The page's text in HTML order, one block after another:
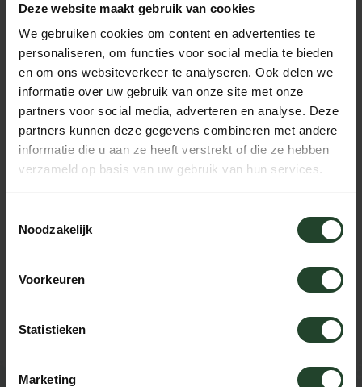
Deze website maakt gebruik van cookies
We gebruiken cookies om content en advertenties te
personaliseren, om functies voor social media te bieden
en om ons websiteverkeer te analyseren. Ook delen we
informatie over uw gebruik van onze site met onze
partners voor social media, adverteren en analyse. Deze
partners kunnen deze gegevens combineren met andere
informatie die u aan ze heeft verstrekt of die ze hebben
verzameld op basis van uw gebruik van hun services.
Noodzakelijk
Voorkeuren
Statistieken
Marketing
selben Tag versandt.
Jeden Tag von 10:00 bis 20:00 Uhr per Chat, Telefon oder
E-Mail erreichbar.
PRODUKTBESCHREIBUNG
Kontaktieren Sie uns, unsere Kollegen